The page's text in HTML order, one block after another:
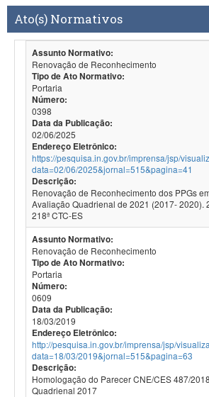
Ato(s) Normativos
Assunto Normativo:
Renovação de Reconhecimento
Tipo de Ato Normativo:
Portaria
Número:
0398
Data da Publicação:
02/06/2025
Endereço Eletrônico:
https://pesquisa.in.gov.br/imprensa/jsp/
data=02/06/2025&jornal=515&pagina=41
Descrição:
Renovação de Reconhecimento dos PPGs
Avaliação Quadrienal de 2021 (2017- 2020).
218ª CTC-ES
Assunto Normativo:
Renovação de Reconhecimento
Tipo de Ato Normativo:
Portaria
Número:
0609
Data da Publicação:
18/03/2019
Endereço Eletrônico:
http://pesquisa.in.gov.br/imprensa/jsp/
data=18/03/2019&jornal=515&pagina=63
Descrição:
Homologação do Parecer CNE/CES 487/
Quadrienal 2017